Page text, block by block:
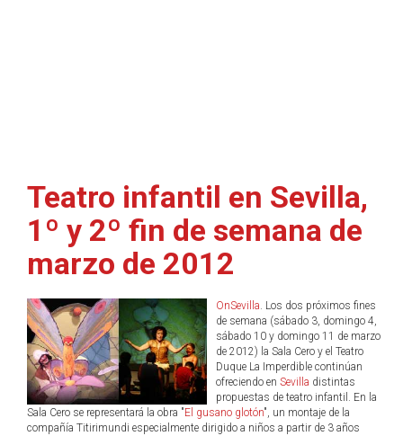
Teatro infantil en Sevilla,
1º y 2º fin de semana de
marzo de 2012
OnSevilla. Los dos próximos fines
de semana (sábado 3, domingo 4,
sábado 10 y domingo 11 de marzo
de 2012) la Sala Cero y el Teatro
Duque La Imperdible continúan
ofreciendo en Sevilla distintas
propuestas de teatro infantil. En la
Sala Cero se representará la obra "El gusano glotón", un montaje de la
compañía Titirimundi especialmente dirigido a niños a partir de 3 años